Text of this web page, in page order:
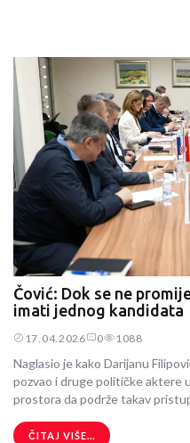
Čović: Dok se ne
imati jednog kandidata
17.04.2026 0 1088
Naglasio je kako Darijanu
pozvao i druge političke aktere
prostora da podrže takav
ČITAJ VIŠE...